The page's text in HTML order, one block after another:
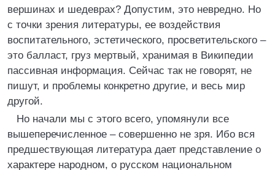
вершинах и шедеврах? Допустим, это невредно. Но
с точки зрения литературы, ее воздействия
воспитательного, эстетического, просветительского –
это балласт, груз мертвый, хранимая в Википедии
пассивная информация. Сейчас так не говорят, не
пишут, и проблемы конкретно другие, и весь мир
другой.
Но начали мы с этого всего, упомянули все
вышеперечисленное – совершенно не зря. Ибо вся
предшествующая литература дает представление о
характере народном, о русском национальном